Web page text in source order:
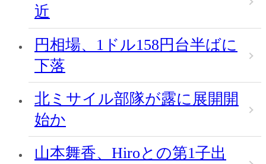
近
円相場、1ドル158円台半ばに
下落
北ミサイル部隊が露に展開開
始か
山本舞香、Hiroとの第1子出